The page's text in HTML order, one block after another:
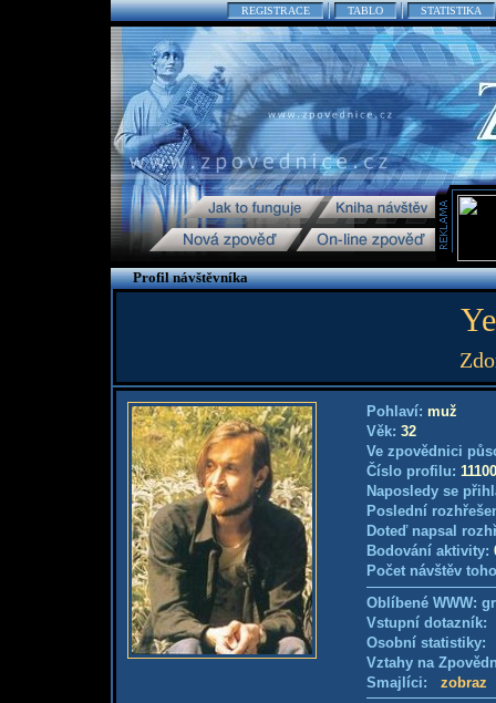
REGISTRACE TABLO STATISTIKA
Profil návštěvníka
Pohlaví: muž
Věk: 32
Ve zpovědnici
Číslo profilu:
Naposledy se
Poslední
Doteď napsal
Bodování aktivity:
Počet návštěv
Oblíbené WWW:
Vstupní
Osobní
Vztahy na
Smajlíci: zobraz